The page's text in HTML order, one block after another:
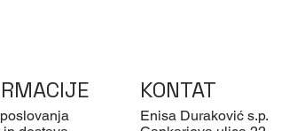
KONTAT
Enisa Duraković s.p.